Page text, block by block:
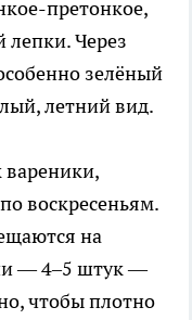
претонкое,
лепки. Через
зелёный
летний вид.
вареники,
воскресеньям.
на
— 4–5 штук —
чтобы плотно